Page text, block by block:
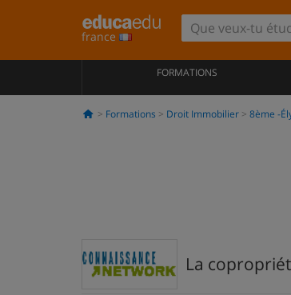
france
FORMATIONS
Formations Droit Immobilier 8ème -
La